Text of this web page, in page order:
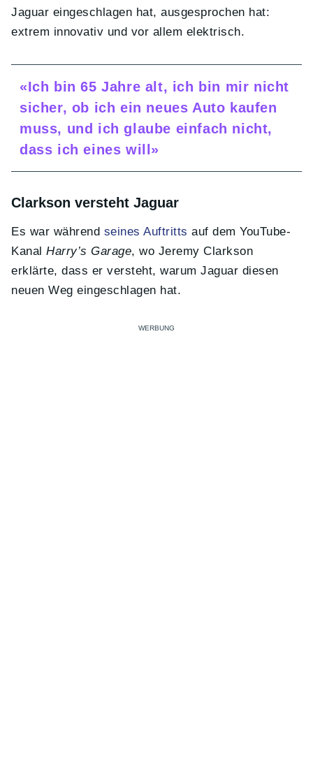
Jaguar eingeschlagen hat, ausgesprochen hat:
extrem innovativ und vor allem elektrisch.
«Ich bin 65 Jahre alt, ich bin mir nicht
sicher, ob ich ein neues Auto kaufen
muss, und ich glaube einfach nicht,
dass ich eines will»
Clarkson versteht Jaguar
Es war während seines Auftritts auf dem YouTube-
KanalHarry’s Garage, wo Jeremy Clarkson
erklärte, dass er versteht, warum Jaguar diesen
neuen Weg eingeschlagen hat.